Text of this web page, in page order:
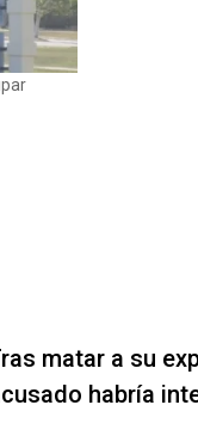
matar a su
habría